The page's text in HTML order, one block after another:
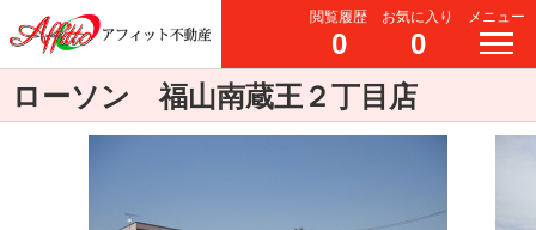
閲覧履歴
0
お気に入り
0
メニュー
ローソン 福山南蔵王２丁目店